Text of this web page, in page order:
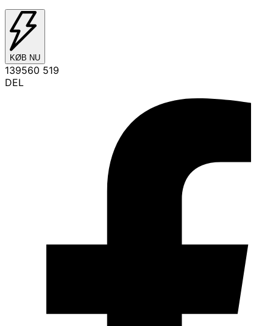
KØB NU
139560 519
DEL